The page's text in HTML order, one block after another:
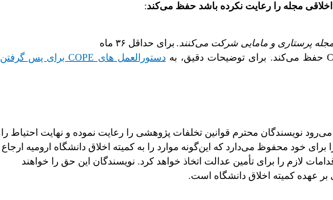
مجله را رعایت نکرده باشد حفظ می‌کند:
پرستاری و مامایی شرکت می‌کنند. برای حداقل ۳۶ ماه
دستورالعمل های COPE برای پس گرفتن
نویسندگان محترم قوانین تخلفات پژوهشی را رعایت نموده و نهایت احتیاط را
خود محفوظ می‌دارد که این‌گونه موارد را به کمیته اخلاق دانشگاه ارومیه ارجاع
لازم را برای تأمین عدالت اتخاذ خواهد کرد. نویسندگان این حق را خواهند
بر عهده کمیته اخلاق دانشگاه است.